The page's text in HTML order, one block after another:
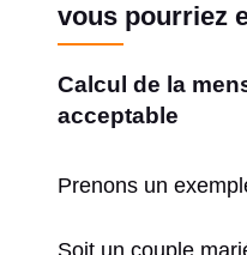
vous pourriez
Calcul de la
acceptable
Prenons un